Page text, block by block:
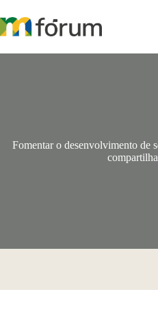
para
o
Fomentar o desenvolvimento de